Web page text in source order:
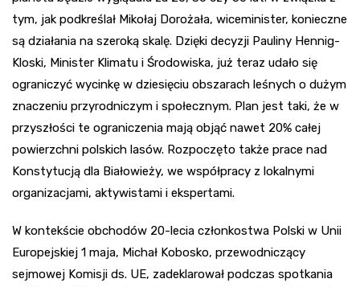
tym, jak podkreślał Mikołaj Dorożała, wiceminister, konieczne
są działania na szeroką skalę. Dzięki decyzji Pauliny Hennig-
Kloski, Minister Klimatu i Środowiska, już teraz udało się
ograniczyć wycinkę w dziesięciu obszarach leśnych o dużym
znaczeniu przyrodniczym i społecznym. Plan jest taki, że w
przyszłości te ograniczenia mają objąć nawet 20% całej
powierzchni polskich lasów. Rozpoczęto także prace nad
Konstytucją dla Białowieży, we współpracy z lokalnymi
organizacjami, aktywistami i ekspertami.
W kontekście obchodów 20-lecia członkostwa Polski w Unii
Europejskiej 1 maja, Michał Kobosko, przewodniczący
sejmowej Komisji ds. UE, zadeklarował podczas spotkania